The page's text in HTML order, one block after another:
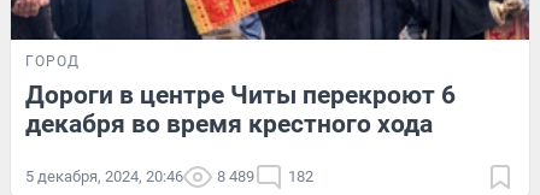
ГОРОД
Дороги в центре Читы перекроют 6
декабря во время крестного хода
5 декабря, 2024, 20:46 8 489 182